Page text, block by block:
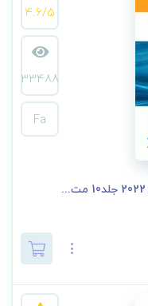
4.6/5
33488
Fa